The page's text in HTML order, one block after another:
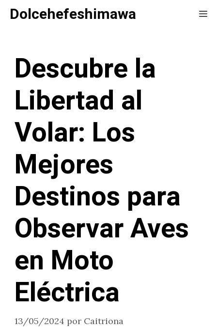
SaltarDolcehefeshimawa
Descubre la
Libertad al
Volar: Los
Mejores
Destinos para
Observar Aves
en Moto
Eléctrica
13/05/2024 por Caitriona